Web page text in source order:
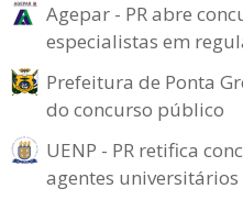
Agepar - PR abre
especialistas em
Prefeitura de Ponta
do concurso público
UENP - PR retifica
agentes